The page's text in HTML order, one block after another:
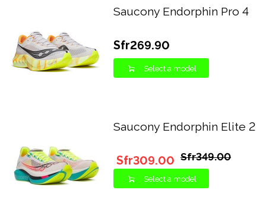
Saucony Endorphin Pro 4
Sfr269.90
Select a model
Saucony Endorphin Elite 2
Sfr309.00 Sfr349.00
Select a model